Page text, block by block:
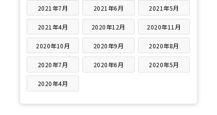
2021年7月 2021年6月 2021年5月
2021年4月 2020年12月 2020年11月
2020年10月 2020年9月 2020年8月
2020年7月 2020年6月 2020年5月
2020年4月